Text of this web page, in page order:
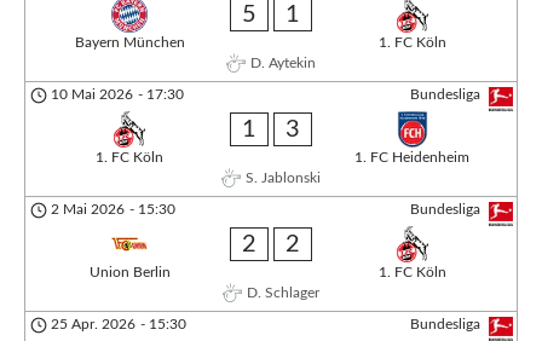
Bayern München
5 1
1. FC Köln
D. Aytekin
Bundesliga
10 Mai 2026 - 17:30
1. FC Köln
1 3
1. FC Heidenheim
S. Jablonski
Bundesliga
2 Mai 2026 - 15:30
Union Berlin
2 2
1. FC Köln
D. Schlager
Bundesliga
25 Apr. 2026 - 15:30